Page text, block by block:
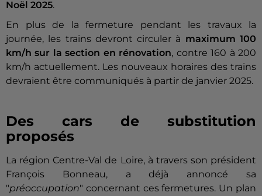
Noël 2025.
En plus de la fermeture pendant les travaux la
journée, les trains devront circuler à maximum 100
km/h sur la section en rénovation, contre 160 à 200
km/h actuellement. Les nouveaux horaires des trains
devraient être communiqués à partir de janvier 2025.
Des cars de substitution
proposés
La région Centre-Val de Loire, à travers son président
François Bonneau, a déjà annoncé sa
"préoccupation" concernant ces fermetures. Un plan